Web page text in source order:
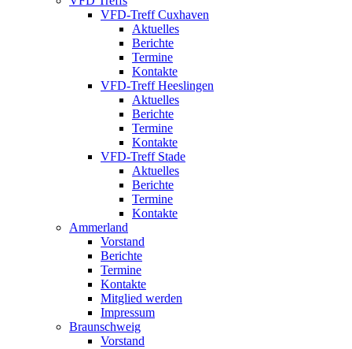
VFD-Treff Cuxhaven
Aktuelles
Berichte
Termine
Kontakte
VFD-Treff Heeslingen
Aktuelles
Berichte
Termine
Kontakte
VFD-Treff Stade
Aktuelles
Berichte
Termine
Kontakte
Ammerland
Vorstand
Berichte
Termine
Kontakte
Mitglied werden
Impressum
Braunschweig
Vorstand